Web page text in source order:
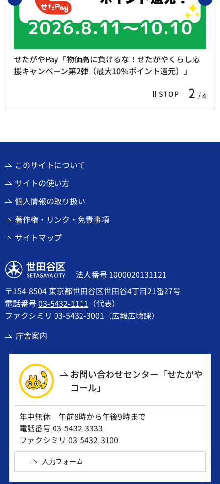
STOP 2 4
せたがやPay「物価高に負けるな！せたがやくらし応
援キャンペーン第2弾（最大10％ポイント還元）」
このサイトについて
サイトの使い方
個人情報の取り扱い
著作権・リンク・免責事項
サイトマップ
世田谷区
法人番号 1000020131121
〒154-8504 東京都世田谷区世田谷4丁目21番27号
電話番号03-5432-1111 （代表）
ファクシミリ 03-5432-3001（広報広聴課）
庁舎案内
お問い合わせセンター「せたがや
コール」
年中無休 午前8時から午後9時まで
電話番号03-5432-3333
ファクシミリ 03-5432-3100
入力フォーム